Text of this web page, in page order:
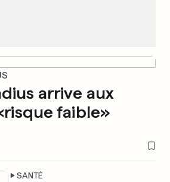
arrive aux
faible»
SANTÉ